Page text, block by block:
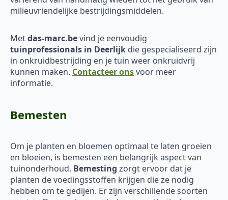
milieuvriendelijke bestrijdingsmiddelen.
Metdas-marc.bevind je eenvoudig
tuinprofessionals in Deerlijk die gespecialiseerd zijn
in onkruidbestrijding en je tuin weer onkruidvrij
kunnen maken. Contacteer onsvoor meer
informatie.
Bemesten
Om je planten en bloemen optimaal te laten groeien
en bloeien, is bemesten een belangrijk aspect van
tuinonderhoud. Bemesting zorgt ervoor dat je
planten de voedingsstoffen krijgen die ze nodig
hebben om te gedijen. Er zijn verschillende soorten